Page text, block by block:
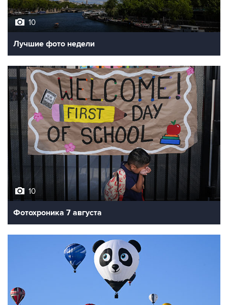
10
Лучшие фото недели
10
Фотохроника 7 августа